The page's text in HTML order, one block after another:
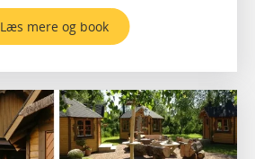
Læs mere og book